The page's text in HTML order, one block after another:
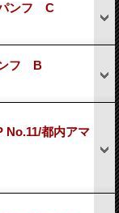
ンフ C
フ B
No.11/都内アマ